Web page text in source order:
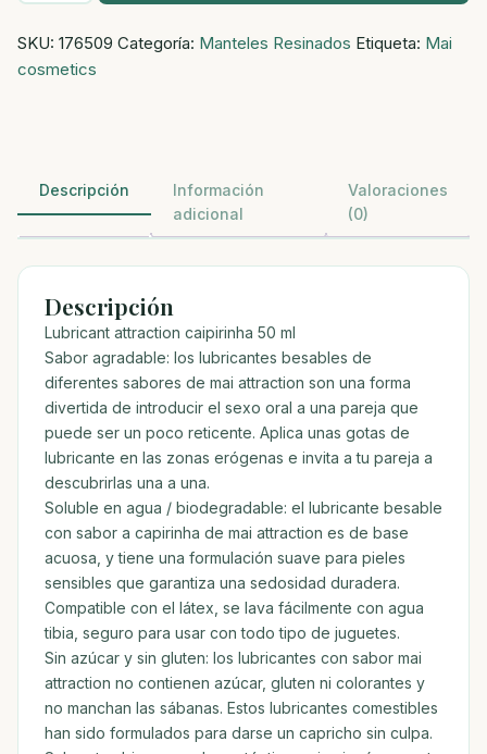
caipirinha
50
SKU: 176509 Categoría: Manteles Resinados Etiqueta: Mai
cosmetics
Descripción
Información
adicional
Valoraciones
(0)
Descripción
Lubricant attraction caipirinha 50 ml
Sabor agradable: los lubricantes besables de
diferentes sabores de mai attraction son una forma
divertida de introducir el sexo oral a una pareja que
puede ser un poco reticente. Aplica unas gotas de
lubricante en las zonas erógenas e invita a tu pareja a
descubrirlas una a una.
Soluble en agua / biodegradable: el lubricante besable
con sabor a capirinha de mai attraction es de base
acuosa, y tiene una formulación suave para pieles
sensibles que garantiza una sedosidad duradera.
Compatible con el látex, se lava fácilmente con agua
tibia, seguro para usar con todo tipo de juguetes.
Sin azúcar y sin gluten: los lubricantes con sabor mai
attraction no contienen azúcar, gluten ni colorantes y
no manchan las sábanas. Estos lubricantes comestibles
han sido formulados para darse un capricho sin culpa.